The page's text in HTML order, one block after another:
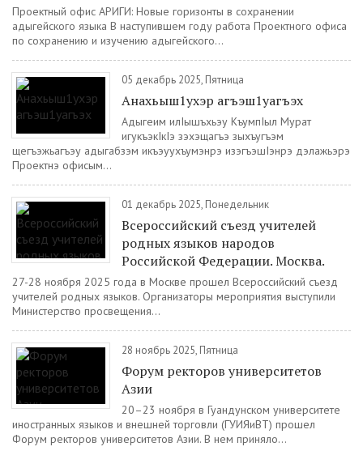
Проектный офис АРИГИ: Новые горизонты в сохранении
адыгейского языка В наступившем году работа Проектного офиса
по сохранению и изучению адыгейского...
05 декабрь 2025, Пятница
Анахьыш1ухэр агъэш1уагъэх
Адыгеим илIышъхьэу КъумпIыл Мурат
игукъэкIкIэ зэхэщагъэ зыхъугъэм
щегъэжьагъэу адыгабзэм икъэуухъумэнрэ изэгъэшIэнрэ дэлажьэрэ
Проектнэ офисым...
01 декабрь 2025, Понедельник
Всероссийский съезд учителей
родных языков народов
Российской Федерации. Москва.
27-28 ноября 2025 года в Москве прошел Всероссийский съезд
учителей родных языков. Организаторы мероприятия выступили
Министерство просвещения...
28 ноябрь 2025, Пятница
Форум ректоров университетов
Азии
20–23 ноября в Гуандунском университете
иностранных языков и внешней торговли (ГУИЯиВТ) прошел
Форум ректоров университетов Азии. В нем приняло...